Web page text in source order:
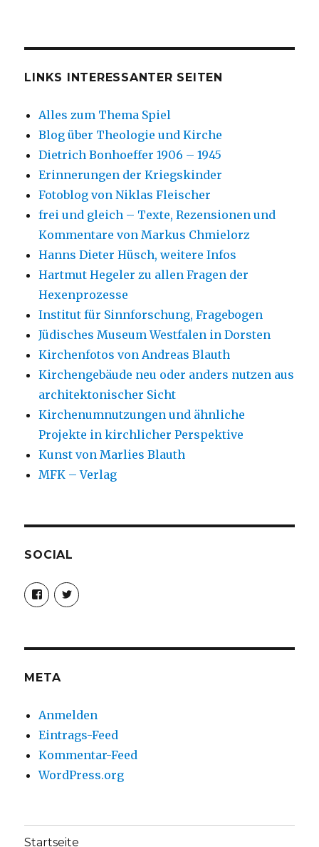
LINKS INTERESSANTER SEITEN
Alles zum Thema Spiel
Blog über Theologie und Kirche
Dietrich Bonhoeffer 1906 – 1945
Erinnerungen der Kriegskinder
Fotoblog von Niklas Fleischer
frei und gleich – Texte, Rezensionen und
Kommentare von Markus Chmielorz
Hanns Dieter Hüsch, weitere Infos
Hartmut Hegeler zu allen Fragen der
Hexenprozesse
Institut für Sinnforschung, Fragebogen
Jüdisches Museum Westfalen in Dorsten
Kirchenfotos von Andreas Blauth
Kirchengebäude neu oder anders nutzen aus
architektonischer Sicht
Kirchenumnutzungen und ähnliche
Projekte in kirchlicher Perspektive
Kunst von Marlies Blauth
MFK – Verlag
SOCIAL
Profil
von
christoph.fleischer1
anzeigen
Profil
von
ChristophFl
anzeigen
META
Anmelden
Eintrags-Feed
Kommentar-Feed
WordPress.org
Startseite